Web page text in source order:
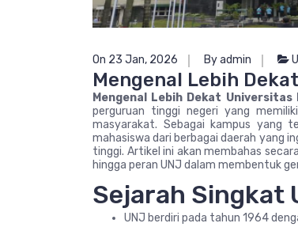
On 23 Jan, 2026 By admin
Mengenal Lebih
Mengenal Lebih Dekat
perguruan tinggi negeri yang
masyarakat. Sebagai kampus yang
mahasiswa dari berbagai daerah yang
tinggi. Artikel ini akan membahas
hingga peran UNJ dalam membentuk
Sejarah Singkat
UNJ berdiri pada tahun 1964